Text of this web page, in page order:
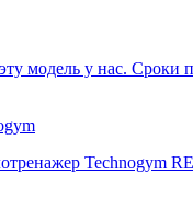
модель у нас. Сроки
Technogym